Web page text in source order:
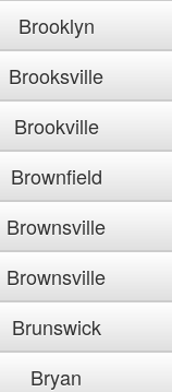
Brooklyn
Brooksville
Brookville
Brownfield
Brownsville
Brownsville
Brunswick
Bryan